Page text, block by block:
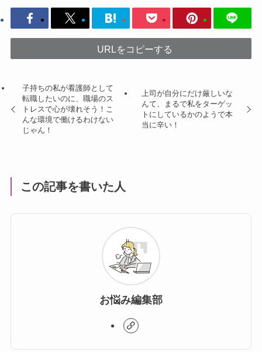
URLをコピーする
子持ちの私が看護師として
転職したいのに、職場のス
トレスで心が壊れそう！こ
んな環境で働けるわけない
じゃん！
上司が自分にだけ厳しいな
んて、まるで私をターゲッ
トにしているかのようで本
当に辛い！
この記事を書いた人
お悩み編集部